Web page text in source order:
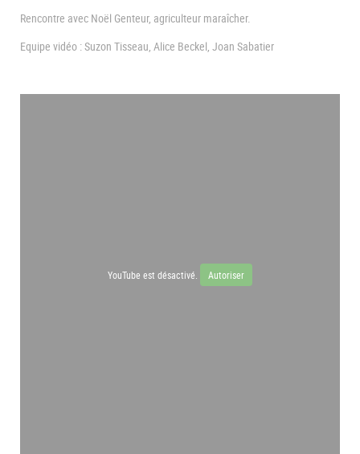
Rencontre avec Noël Genteur, agriculteur maraîcher.
Equipe vidéo : Suzon Tisseau, Alice Beckel, Joan Sabatier
YouTube est désactivé. Autoriser